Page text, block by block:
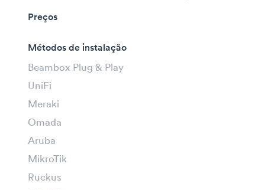
Preços
Métodos de instalação
Beambox Plug & Play
UniFi
Meraki
Omada
Aruba
MikroTik
Ruckus